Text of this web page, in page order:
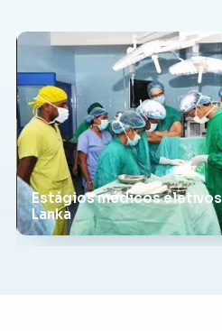
Estágios médicos eletivos
Lanka